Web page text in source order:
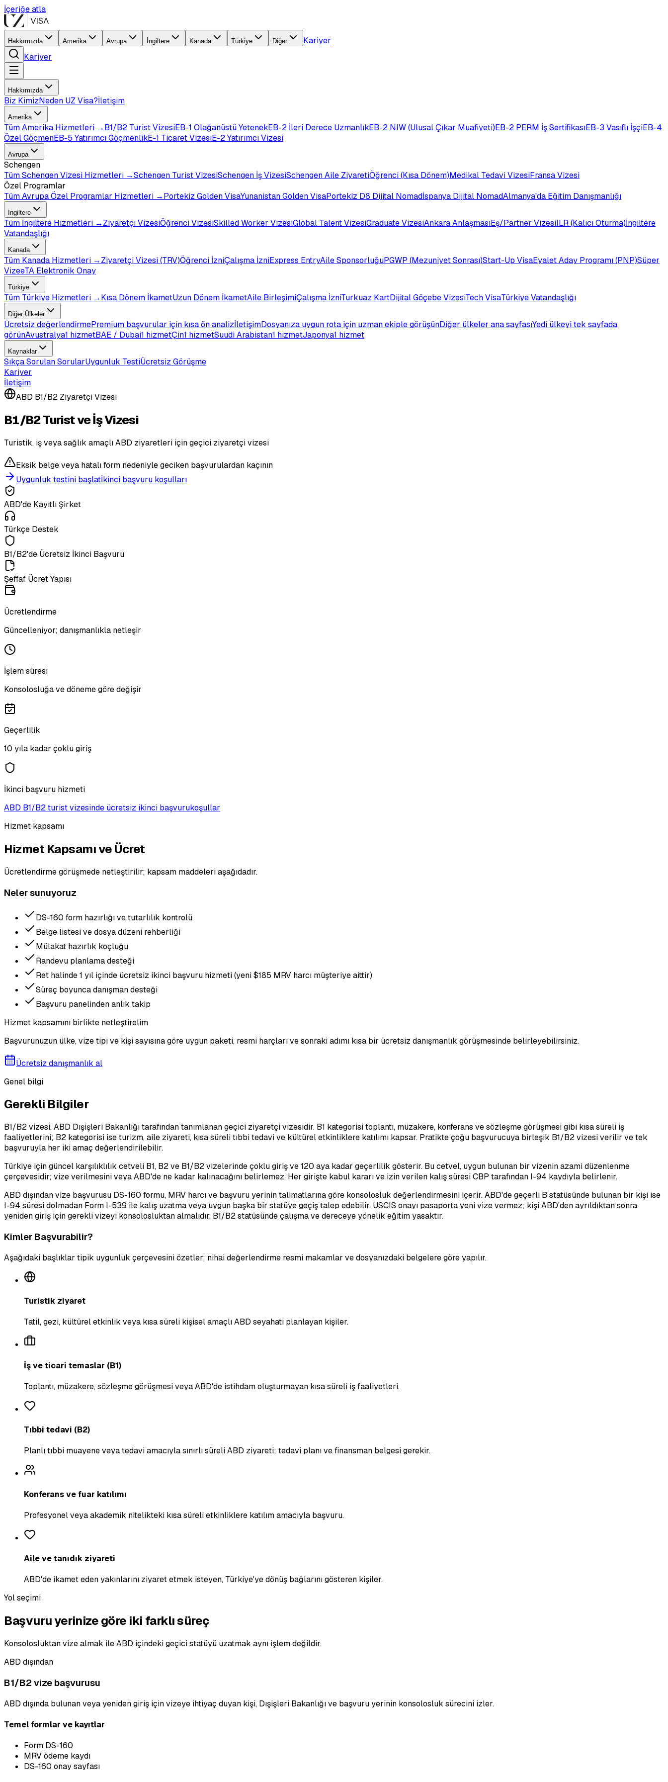
İçeriğe atla
Hakkımızda Amerika Avrupa İngiltere Kanada Türkiye Diğer
Kariyer
Kariyer
Hakkımızda
Biz KimizNeden UZ Visa?İletişim
Amerika
TümAmerika Hizmetleri →B1/B2 Turist VizesiEB-1 Olağanüstü YetenekEB-2 İleri Derece UzmanlıkEB-2 NIW (Ulusal Çıkar Muafiyeti)EB-2 PERM İş SertifikasıEB-3 Vasıflı İşçiEB-4
Özel GöçmenEB-5 Yatırımcı GöçmenlikE-1 Ticaret VizesiE-2 Yatırımcı Vizesi
Avrupa
Schengen
TümSchengen Vizesi Hizmetleri →Schengen Turist VizesiSchengen İş VizesiSchengen Aile ZiyaretiÖğrenci (Kısa Dönem)Medikal Tedavi VizesiFransa Vizesi
Özel Programlar
TümAvrupa Özel Programlar Hizmetleri →Portekiz Golden VisaYunanistan Golden VisaPortekiz D8 Dijital Nomadİspanya Dijital NomadAlmanya'da Eğitim Danışmanlığı
İngiltere
Tüm İngiltere Hizmetleri →Ziyaretçi VizesiÖğrenci VizesiSkilled Worker VizesiGlobal Talent VizesiGraduate VizesiAnkara AnlaşmasıEş/Partner VizesiILR (Kalıcı Oturma)İngiltere
Vatandaşlığı
Kanada
Tüm Kanada Hizmetleri →Ziyaretçi Vizesi (TRV)Öğrenci İzniÇalışma İzniExpress EntryAile SponsorluğuPGWP (Mezuniyet Sonrası)Start-Up VisaEyalet Aday Programı (PNP)Süper
VizeeTA Elektronik Onay
Türkiye
Tüm Türkiye Hizmetleri →Kısa Dönem İkametUzun Dönem İkametAile BirleşimiÇalışma İzniTurkuaz KartDijital Göçebe VizesiTech VisaTürkiye Vatandaşlığı
Diğer Ülkeler
Ücretsiz değerlendirmePremium başvurular için kısa ön analizİletişimDosyanıza uygun rota için uzman ekiple görüşünDiğer ülkeler ana sayfasıYedi ülkeyi tek sayfada
görünAvustralya1 hizmetBAE / Dubai1 hizmetÇin1 hizmetSuudi Arabistan1 hizmetJaponya1 hizmet
Kaynaklar
Sıkça Sorulan SorularUygunluk TestiÜcretsiz Görüşme
Kariyer
İletişim
ABD B1/B2 Ziyaretçi Vizesi
B1/B2 Turist ve İş Vizesi
Turistik, iş veya sağlık amaçlı ABD ziyaretleri için geçici ziyaretçi vizesi
Eksik belge veya hatalı form nedeniyle geciken başvurulardan kaçının
Uygunluk testini başlatİkinci başvuru koşulları
ABD'de Kayıtlı Şirket
Türkçe Destek
B1/B2'de Ücretsiz İkinci Başvuru
Şeffaf Ücret Yapısı
Ücretlendirme
Güncelleniyor; danışmanlıkla netleşir
İşlem süresi
Konsolosluğa ve döneme göre değişir
Geçerlilik
10 yıla kadar çoklu giriş
İkinci başvuru hizmeti
ABD B1/B2 turist vizesinde ücretsiz ikinci başvurukoşullar
Hizmet kapsamı
Hizmet Kapsamı ve Ücret
Ücretlendirme görüşmede netleştirilir; kapsam maddeleri aşağıdadır.
Neler sunuyoruz
DS-160 form hazırlığı ve tutarlılık kontrolü
Belge listesi ve dosya düzeni rehberliği
Mülakat hazırlık koçluğu
Randevu planlama desteği
Ret halinde 1 yıl içinde ücretsiz ikinci başvuru hizmeti (yeni $185 MRV harcı müşteriye aittir)
Süreç boyunca danışman desteği
Başvuru panelinden anlık takip
Hizmet kapsamını birlikte netleştirelim
Başvurunuzun ülke, vize tipi ve kişi sayısına göre uygun paketi, resmi harçları ve sonraki adımı kısa bir ücretsiz danışmanlık görüşmesinde belirleyebilirsiniz.
Ücretsiz danışmanlık al
Genel bilgi
Gerekli Bilgiler
B1/B2 vizesi, ABD Dışişleri Bakanlığı tarafından tanımlanan geçici ziyaretçi vizesidir. B1 kategorisi toplantı, müzakere, konferans ve sözleşme görüşmesi gibi kısa süreli iş
faaliyetlerini; B2 kategorisi ise turizm, aile ziyareti, kısa süreli tıbbi tedavi ve kültürel etkinliklere katılımı kapsar. Pratikte çoğu başvurucuya birleşik B1/B2 vizesi verilir ve tek
başvuruyla her iki amaç değerlendirilebilir.
Türkiye için güncel karşılıklılık cetveli B1, B2 ve B1/B2 vizelerinde çoklu giriş ve 120 aya kadar geçerlilik gösterir. Bu cetvel, uygun bulunan bir vizenin azami düzenlenme
çerçevesidir; vize verilmesini veya ABD'de ne kadar kalınacağını belirlemez. Her girişte kabul kararı ve izin verilen kalış süresi CBP tarafından I-94 kaydıyla belirlenir.
ABD dışından vize başvurusu DS-160 formu, MRV harcı ve başvuru yerinin talimatlarına göre konsolosluk değerlendirmesini içerir. ABD'de geçerli B statüsünde bulunan bir kişi ise
I-94 süresi dolmadan Form I-539 ile kalış uzatma veya uygun başka bir statüye geçiş talep edebilir. USCIS onayı pasaporta yeni vize vermez; kişi ABD'den ayrıldıktan sonra
yeniden giriş için gerekli vizeyi konsolosluktan almalıdır. B1/B2 statüsünde çalışma ve dereceye yönelik eğitim yasaktır.
Kimler Başvurabilir?
Aşağıdaki başlıklar tipik uygunluk çerçevesini özetler; nihai değerlendirme resmi makamlar ve dosyanızdaki belgelere göre yapılır.
Turistik ziyaret
Tatil, gezi, kültürel etkinlik veya kısa süreli kişisel amaçlı ABD seyahati planlayan kişiler.
İş ve ticari temaslar (B1)
Toplantı, müzakere, sözleşme görüşmesi veya ABD'de istihdam oluşturmayan kısa süreli iş faaliyetleri.
Tıbbi tedavi (B2)
Planlı tıbbi muayene veya tedavi amacıyla sınırlı süreli ABD ziyareti; tedavi planı ve finansman belgesi gerekir.
Konferans ve fuar katılımı
Profesyonel veya akademik nitelikteki kısa süreli etkinliklere katılım amacıyla başvuru.
Aile ve tanıdık ziyareti
ABD'de ikamet eden yakınlarını ziyaret etmek isteyen, Türkiye'ye dönüş bağlarını gösteren kişiler.
Yol seçimi
Başvuru yerinize göre iki farklı süreç
Konsolosluktan vize almak ile ABD içindeki geçici statüyü uzatmak aynı işlem değildir.
ABD dışından
B1/B2 vize başvurusu
ABD dışında bulunan veya yeniden giriş için vizeye ihtiyaç duyan kişi, Dışişleri Bakanlığı ve başvuru yerinin konsolosluk sürecini izler.
Temel formlar ve kayıtlar
Form DS-160
MRV ödeme kaydı
DS-160 onay sayfası